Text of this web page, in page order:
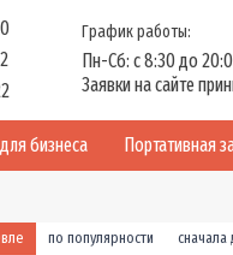
График работы:
Пн-Сб: с 8:30 до
Заявки на сайте
бизнеса Портативная
по популярности